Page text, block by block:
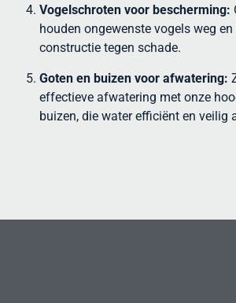
Vogelschroten voor bescherming:
houden ongewenste vogels weg
constructie tegen schade.
Goten en buizen voor afwatering:
effectieve afwatering met onze
buizen, die water efficiënt en veilig